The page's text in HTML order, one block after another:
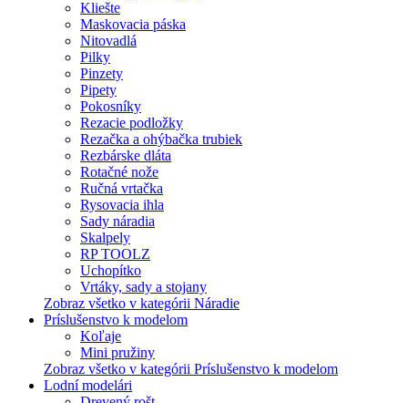
Kliešte
Maskovacia páska
Nitovadlá
Pilky
Pinzety
Pipety
Pokosníky
Rezacie podložky
Rezačka a ohýbačka trubiek
Rezbárske dláta
Rotačné nože
Ručná vrtačka
Rysovacia ihla
Sady náradia
Skalpely
RP TOOLZ
Uchopítko
Vrtáky, sady a stojany
Zobraz všetko v kategórii Náradie
Príslušenstvo k modelom
Koľaje
Mini pružiny
Zobraz všetko v kategórii Príslušenstvo k modelom
Lodní modelári